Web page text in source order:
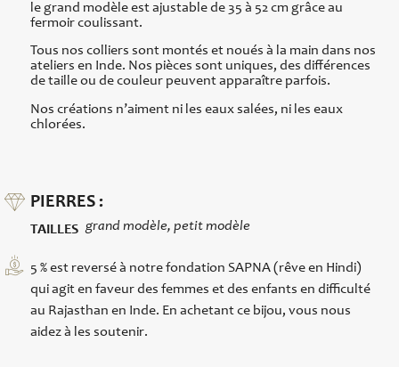
le grand modèle est ajustable de 35 à 52 cm grâce au
fermoir coulissant.
Tous nos colliers sont montés et noués à la main dans nos
ateliers en Inde. Nos pièces sont uniques, des différences
de taille ou de couleur peuvent apparaître parfois.
Nos créations n’aiment ni les eaux salées, ni les eaux
chlorées.
PIERRES :
TAILLES grand modèle, petit modèle
5 % est reversé à notre fondation SAPNA (rêve en Hindi)
qui agit en faveur des femmes et des enfants en difficulté
au Rajasthan en Inde. En achetant ce bijou, vous nous
aidez à les soutenir.